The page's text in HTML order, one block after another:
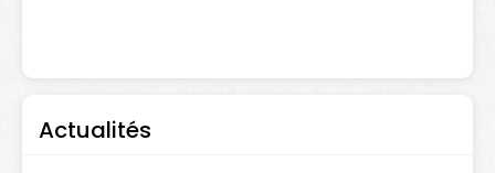
Actualités